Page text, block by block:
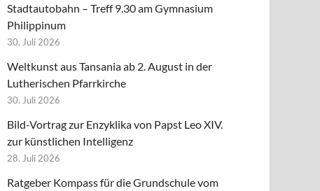
Stadtautobahn – Treff 9.30 am Gymnasium
Philippinum
30. Juli 2026
Weltkunst aus Tansania ab 2. August in der
Lutherischen Pfarrkirche
30. Juli 2026
Bild-Vortrag zur Enzyklika von Papst Leo XIV.
zur künstlichen Intelligenz
28. Juli 2026
Ratgeber Kompass für die Grundschule vom